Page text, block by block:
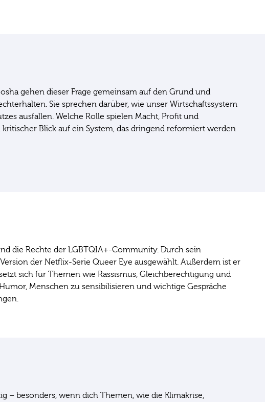
gehen dieser Frage gemeinsam auf den Grund und
Sie sprechen darüber, wie unser Wirtschaftssystem
ausfallen. Welche Rolle spielen Macht, Profit und
Blick auf ein System, das dringend reformiert werden
die Rechte der LGBTQIA+-Community. Durch sein
der Netflix-Serie Queer Eye ausgewählt. Außerdem ist er
setzt sich für Themen wie Rassismus, Gleichberechtigung und
Menschen zu sensibilisieren und wichtige Gespräche
– besonders, wenn dich Themen, wie die Klimakrise,